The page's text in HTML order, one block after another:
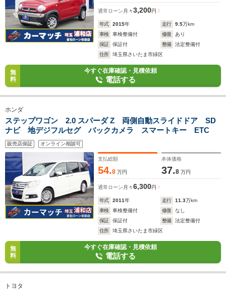
通常ローン 月々3,200円
年式 2015年 走行 9.5万km
車検
車検整備付 修復
あり
保証
保証付 整備
法定整備付
住所
埼玉県さいたま市緑区
無
料
今すぐ在庫確認・見積依頼
電話する
ホンダ
ステップワゴン 2.0 スパーダ Z 両側自動スライドドア SD
ナビ 地デジフルセグ バックカメラ スマートキー ETC
販売店保証 オンライン相談可
支払総額
54.8 万円
本体価格
37.8 万円
通常ローン 月々6,300円
年式 2011年 走行 11.3万km
車検
車検整備付 修復
なし
保証
保証付 整備
法定整備付
住所
埼玉県さいたま市緑区
無
料
今すぐ在庫確認・見積依頼
電話する
トヨタ